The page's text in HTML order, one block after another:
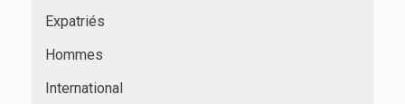
Expatriés
Hommes
International